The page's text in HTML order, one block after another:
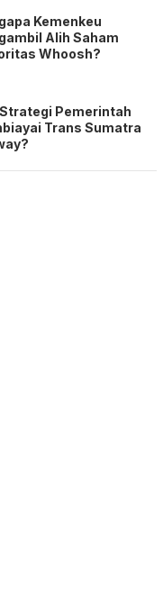
Kemenkeu
Alih Saham
Whoosh?
Pemerintah
Trans Sumatra